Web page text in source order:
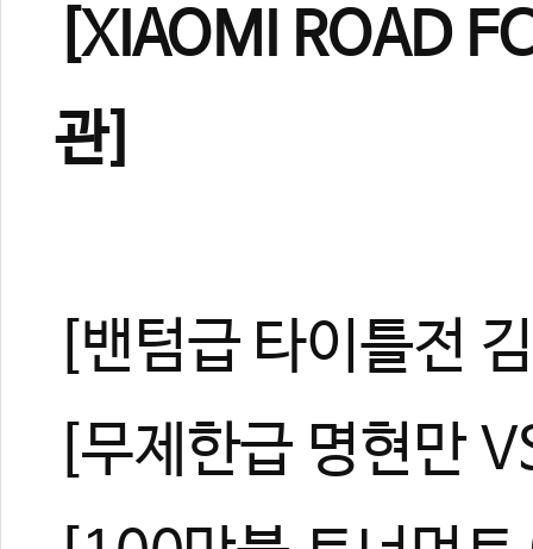
[XIAOMI ROAD
관]
[밴텀급 타이틀전
[무제한급 명현만
관련 뉴스
격투 선수와 일